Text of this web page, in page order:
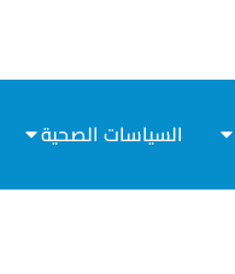
السياسات الصحية